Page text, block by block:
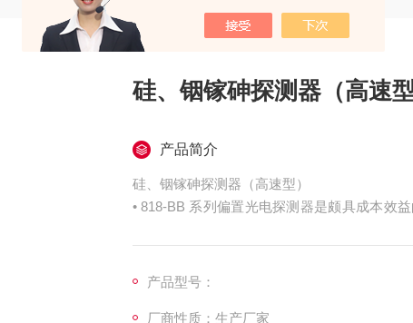
硅、铟镓砷探测器（高速型
产品简介
硅、铟镓砷探测器（高速型）
• 818-BB 系列偏置光电探测器是颇具成本效
• 上升时间可达 35 ps
• 光纤耦合选件使对准更加容易
产品型号：
厂商性质：生产厂家